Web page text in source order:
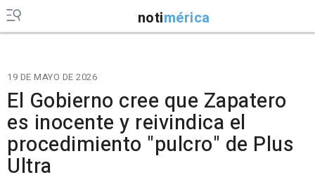
notimérica
19 DE MAYO DE 2026
El Gobierno cree que Zapatero
es inocente y reivindica el
procedimiento "pulcro" de Plus
Ultra